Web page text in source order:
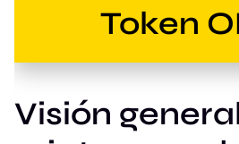
Token
Visión